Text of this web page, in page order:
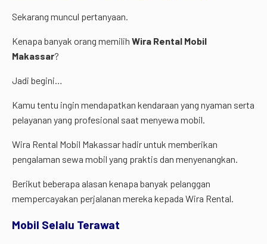
Sekarang muncul pertanyaan.
Kenapa banyak orang memilih Wira Rental Mobil
Makassar?
Jadi begini…
Kamu tentu ingin mendapatkan kendaraan yang nyaman serta
pelayanan yang profesional saat menyewa mobil.
Wira Rental Mobil Makassar hadir untuk memberikan
pengalaman sewa mobil yang praktis dan menyenangkan.
Berikut beberapa alasan kenapa banyak pelanggan
mempercayakan perjalanan mereka kepada Wira Rental.
Mobil Selalu Terawat